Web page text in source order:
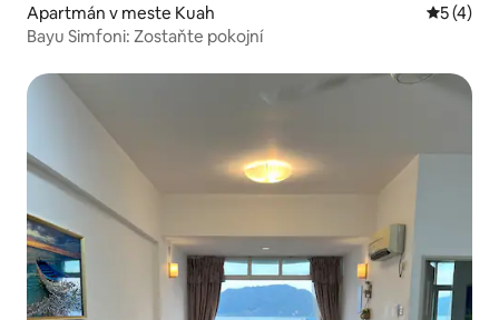
Apartmán v meste Kuah
5 (4)
Bayu Simfoni: Zostaňte pokojní